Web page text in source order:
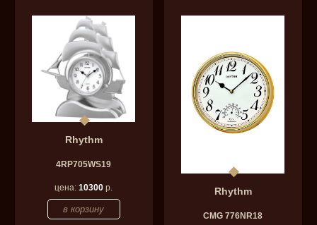
Rhythm
4RP705WS19
цена:10300 р. Rhythm
CMG 776NR18